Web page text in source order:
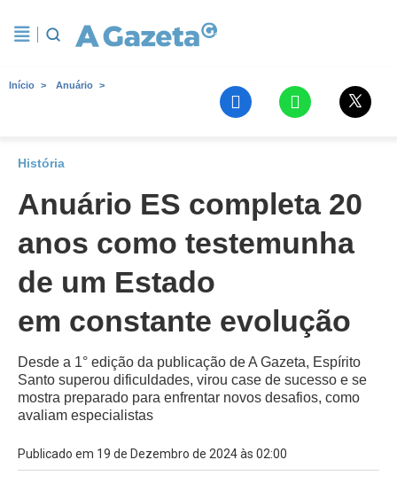
Início Anuário
História
Anuário ES completa 20
anos como testemunha
de um Estado
em constante evolução
Desde a 1° edição da publicação de A Gazeta, Espírito
Santo superou dificuldades, virou case de sucesso e se
mostra preparado para enfrentar novos desafios, como
avaliam especialistas
Publicado em 19 de Dezembro de 2024 às 02:00